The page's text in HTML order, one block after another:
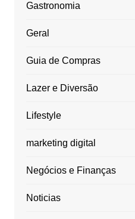
Gastronomia
Geral
Guia de Compras
Lazer e Diversão
Lifestyle
marketing digital
Negócios e Finanças
Noticias